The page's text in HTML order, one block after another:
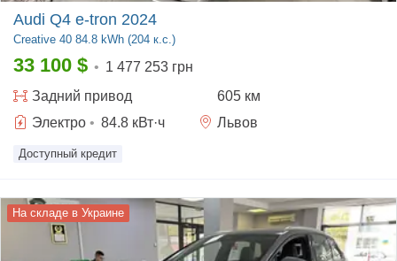
Audi Q4 e-tron 2024
Creative 40 84.8 kWh (204 к.с.)
33 100 $ • 1 477 253 грн
Задний привод
605 км
Электро • 84.8 кВт·ч Львов
Доступный кредит
На складе в Украине